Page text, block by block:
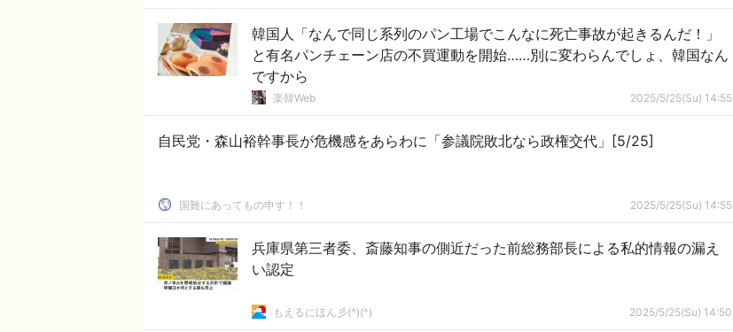
韓国人「なんで同じ系列のパン工場でこんなに死亡事故が起きるんだ！」
と有名パンチェーン店の不買運動を開始……別に変わらんでしょ、韓国なん
ですから
楽韓Web 2025/5/25(Su) 14:55
自民党・森山裕幹事長が危機感をあらわに「参議院敗北なら政権交代」[5/25]
国難にあってもの申す！！ 2025/5/25(Su) 14:55
兵庫県第三者委、斎藤知事の側近だった前総務部長による私的情報の漏え
い認定
もえるにほん彡(^)(^) 2025/5/25(Su) 14:50